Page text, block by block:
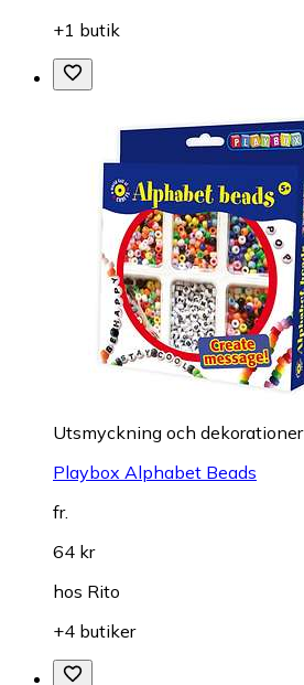
+1 butik
Utsmyckning och dekorationer
Playbox Alphabet Beads
fr.
64 kr
hos Rito
+4 butiker